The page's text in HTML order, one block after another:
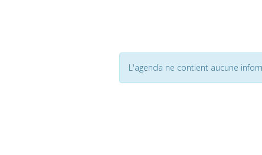
L'agenda ne contient aucune